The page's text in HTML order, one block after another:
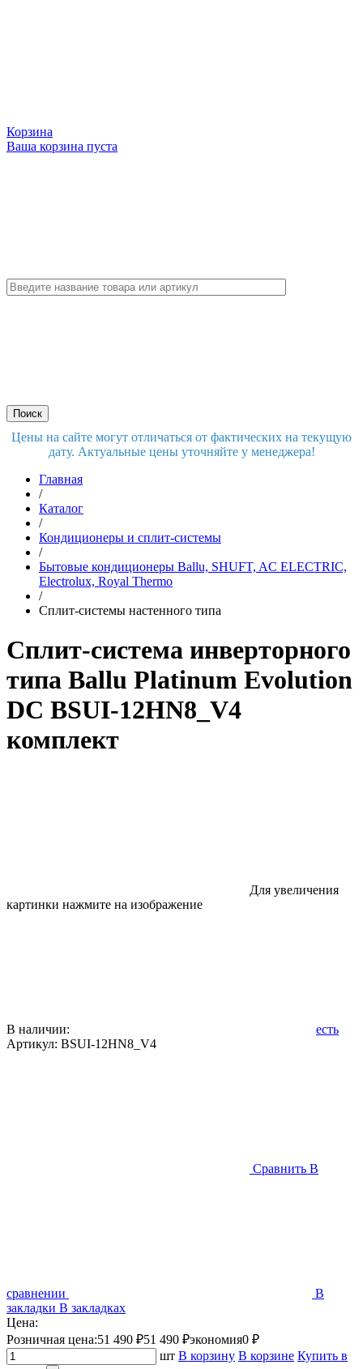
Корзина
Ваша корзина пуста
Цены на сайте могут отличаться от фактических на текущую
дату. Актуальные цены уточняйте у менеджера!
Главная
/
Каталог
/
Кондиционеры и сплит-системы
/
Бытовые кондиционеры Ballu, SHUFT, AC ELECTRIC,
Electrolux, Royal Thermo
/
Сплит-системы настенного типа
Сплит-система инверторного
типа Ballu Platinum Evolution
DC BSUI-12HN8_V4
комплект
Для увеличения
картинки нажмите на изображение
В наличии:
есть
Артикул: BSUI-12HN8_V4
Сравнить В
сравнении
В
закладки В закладках
Цена:
Розничная цена:51 490 ₽51 490 ₽экономия0 ₽
шт В корзину В корзине Купить в